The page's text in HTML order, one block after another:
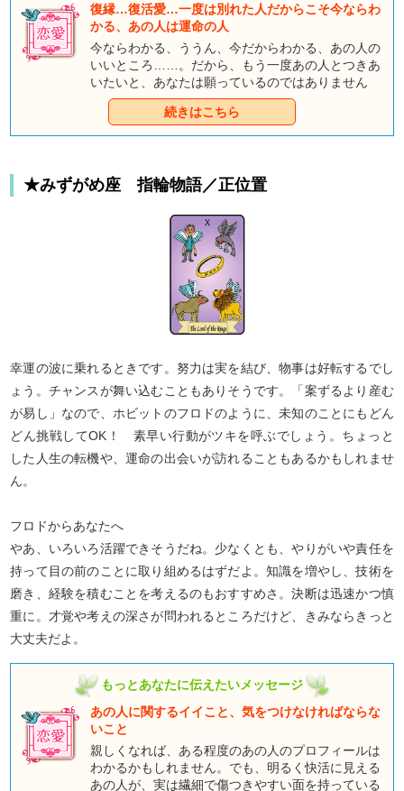
復縁…復活愛…一度は別れた人だからこそ今ならわ
かる、あの人は運命の人
今ならわかる、ううん、今だからわかる、あの人の
いいところ……。だから、もう一度あの人とつきあ
いたいと、あなたは願っているのではありません
か？ あの人もあなたと同じように別れを悔いてい
るなら、ふたりはやり直せるはずです。愛復活の望
みをかけて、あの人の気持ちを占ってみましょう！
続きはこちら
★みずがめ座 指輪物語／正位置
幸運の波に乗れるときです。努力は実を結び、物事は好転するでし
ょう。チャンスが舞い込むこともありそうです。「案ずるより産む
が易し」なので、ホビットのフロドのように、未知のことにもどん
どん挑戦してOK！ 素早い行動がツキを呼ぶでしょう。ちょっと
した人生の転機や、運命の出会いが訪れることもあるかもしれませ
ん。
フロドからあなたへ
やあ、いろいろ活躍できそうだね。少なくとも、やりがいや責任を
持って目の前のことに取り組めるはずだよ。知識を増やし、技術を
磨き、経験を積むことを考えるのもおすすめさ。決断は迅速かつ慎
重に。才覚や考えの深さが問われるところだけど、きみならきっと
大丈夫だよ。
もっとあなたに伝えたいメッセージ
あの人に関するイイこと、気をつけなければならな
いこと
親しくなれば、ある程度のあの人のプロフィールは
わかるかもしれません。でも、明るく快活に見える
あの人が、実は繊細で傷つきやすい面を持っている